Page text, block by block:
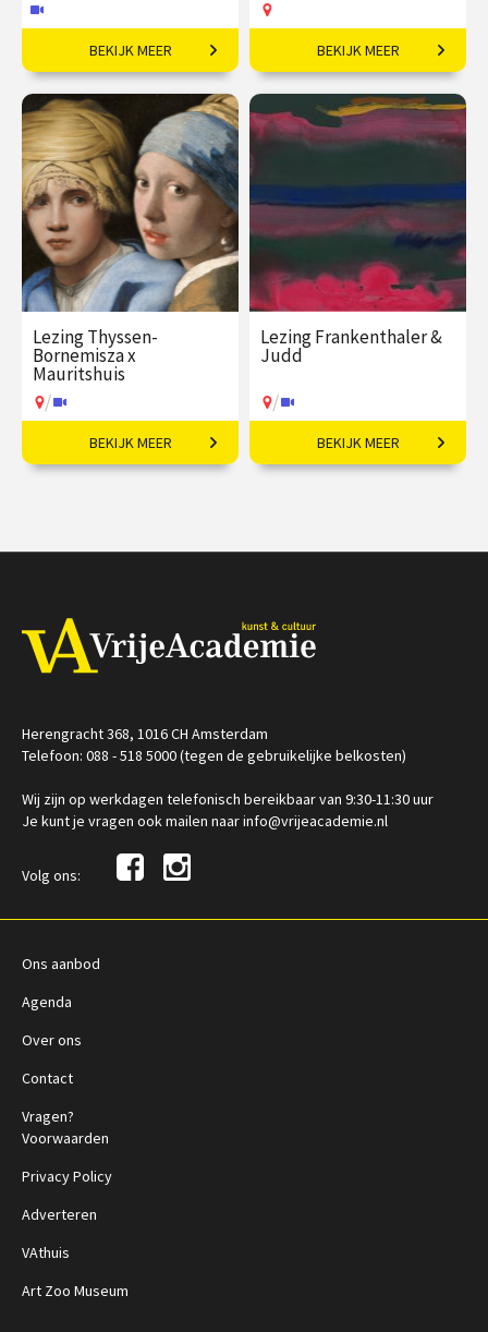
Levensechte gezichten
uit een andere tijd.
€ 35,00
vanaf 30
nov
Online
BEKIJK MEER
Van legendarische
heldinnen tot
regentessen.
€ 27,50
vanaf 19
BEKIJK MEER
Lezing Thyssen-
Bornemisza x
Mauritshuis​
/
Meesterwerken uit
Madrid.
okt
BEKIJK MEER
Lezing Frankenthaler &
Judd
/
Kunst in contrast.
okt
BEKIJK MEER
Herengracht 368, 1016 CH Amsterdam
Telefoon: 088 - 518 5000 (tegen de gebruikelijke belkosten)
Wij zijn op werkdagen telefonisch bereikbaar van 9:30-11:30 uur
Je kunt je vragen ook mailen naar info@vrijeacademie.nl
Volg ons:
Ons aanbod
Agenda
Over ons
Contact
Vragen?
Voorwaarden
Privacy Policy
Adverteren
VAthuis
Art Zoo Museum